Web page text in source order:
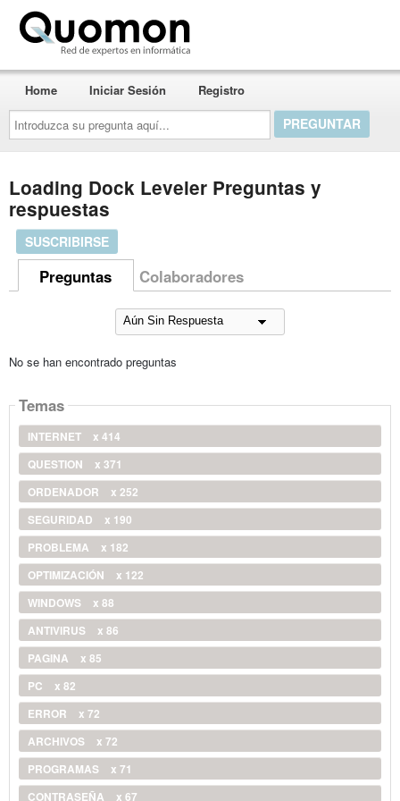
Introduzca
su
pregunta
aquí...
Home Iniciar Sesión Registro
Loading Dock Leveler Preguntas y
respuestas
SUSCRIBIRSE
Preguntas Colaboradores
No se han encontrado preguntas
Temas
INTERNET
x 414
QUESTION
x 371
ORDENADOR
x 252
SEGURIDAD
x 190
PROBLEMA
x 182
OPTIMIZACIÓN
x 122
WINDOWS
x 88
ANTIVIRUS
x 86
PAGINA
x 85
PC
x 82
ERROR
x 72
ARCHIVOS
x 72
PROGRAMAS
x 71
CONTRASEÑA
x 67